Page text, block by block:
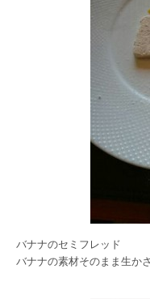
バナナのセミフレッド
バナナの素材そのまま生か